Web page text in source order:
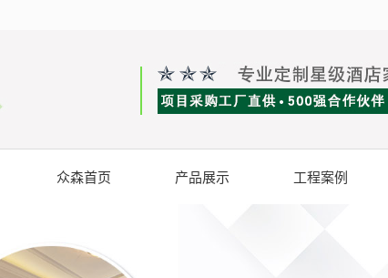
众森首页 产品展示 工程案例